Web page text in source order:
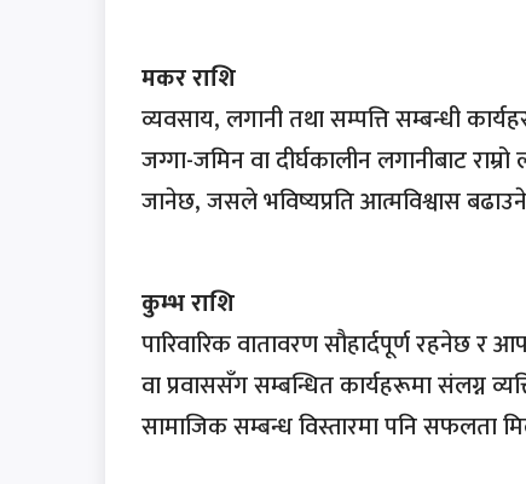
मकर राशि
व्यवसाय, लगानी तथा सम्पत्ति सम्बन्धी
जग्गा-जमिन वा दीर्घकालीन लगानीबाट
जानेछ, जसले भविष्यप्रति आत्मविश्वास
कुम्भ राशि
पारिवारिक वातावरण सौहार्दपूर्ण रहनेछ
वा प्रवाससँग सम्बन्धित कार्यहरूमा संलग्न
सामाजिक सम्बन्ध विस्तारमा पनि सफलता